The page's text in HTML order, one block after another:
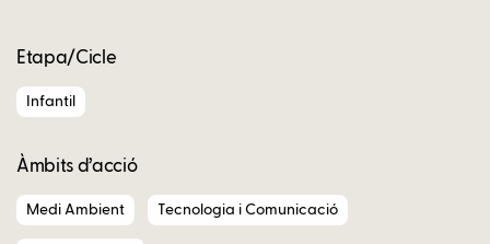
Etapa/Cicle
Infantil
Àmbits d’acció
Medi Ambient Tecnologia i Comunicació